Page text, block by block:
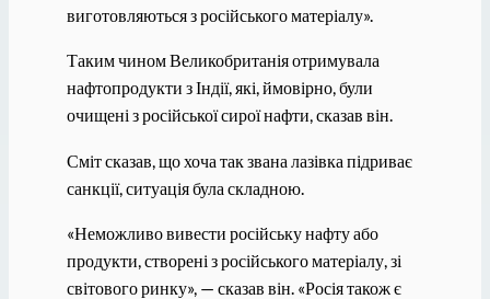
виготовляються з російського матеріалу».
Таким чином Великобританія отримувала
нафтопродукти з Індії, які, ймовірно, були
очищені з російської сирої нафти, сказав він.
Сміт сказав, що хоча так звана лазівка ​​підриває
санкції, ситуація була складною.
«Неможливо вивести російську нафту або
продукти, створені з російського матеріалу, зі
світового ринку», — сказав він. «Росія також є